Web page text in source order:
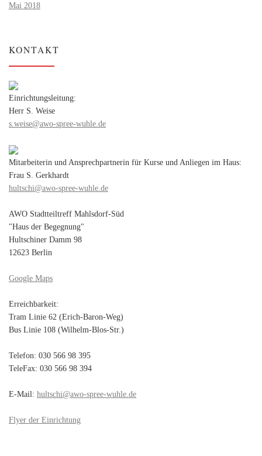
Mai 2018
KONTAKT
Einrichtungsleitung:
Herr S. Weise
s.weise@awo-spree-wuhle.de
Mitarbeiterin und Ansprechpartnerin für Kurse und Anliegen im Haus:
Frau S. Gerkhardt
hultschi@awo-spree-wuhle.de
AWO Stadtteiltreff Mahlsdorf-Süd
"Haus der Begegnung"
Hultschiner Damm 98
12623 Berlin
Google Maps
Erreichbarkeit:
Tram Linie 62 (Erich-Baron-Weg)
Bus Linie 108 (Wilhelm-Blos-Str.)
Telefon: 030 566 98 395
TeleFax: 030 566 98 394
E-Mail: hultschi@awo-spree-wuhle.de
Flyer der Einrichtung